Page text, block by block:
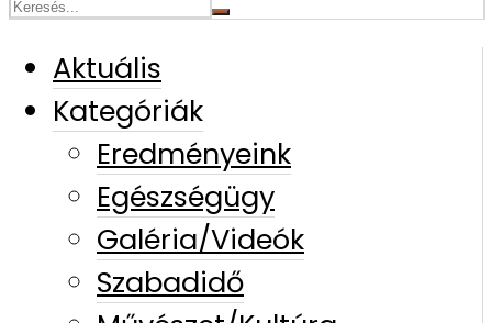
Aktuális
Kategóriák
Eredményeink
Egészségügy
Galéria/Videók
Szabadidő